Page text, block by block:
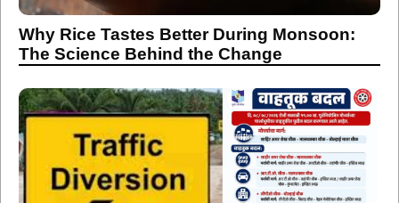
Why Rice Tastes Better During Monsoon:
The Science Behind the Change